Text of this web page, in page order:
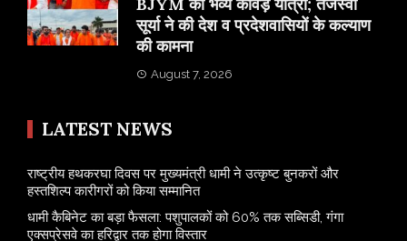
सूर्या ने की देश व प्रदेशवासियों के कल्याण
की कामना
August 7, 2026
LATEST NEWS
राष्ट्रीय हथकरघा दिवस पर मुख्यमंत्री धामी ने उत्कृष्ट बुनकरों और
हस्तशिल्प कारीगरों को किया सम्मानित
​धामी कैबिनेट का बड़ा फैसला: पशुपालकों को 60% तक सब्सिडी, गंगा
एक्सप्रेसवे का हरिद्वार तक होगा विस्तार